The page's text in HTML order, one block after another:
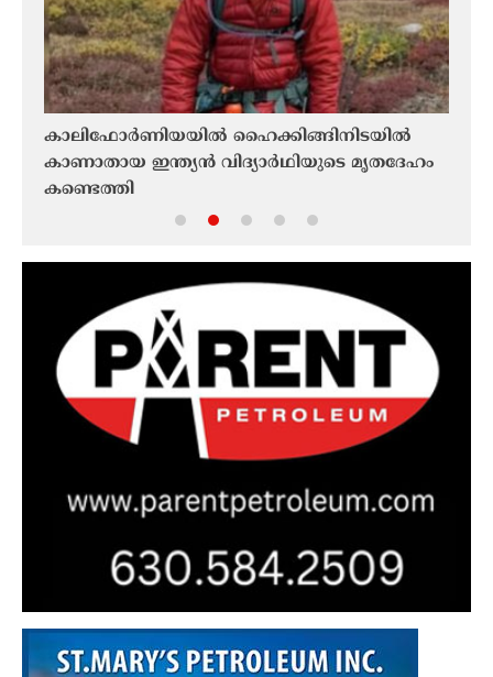
കാലിഫോർണിയയിൽ ഹൈക്കിങ്ങിനിടയിൽ
കാണാതായ ഇന്ത്യൻ വിദ്യാർഥിയുടെ മൃതദേഹം
കണ്ടെത്തി